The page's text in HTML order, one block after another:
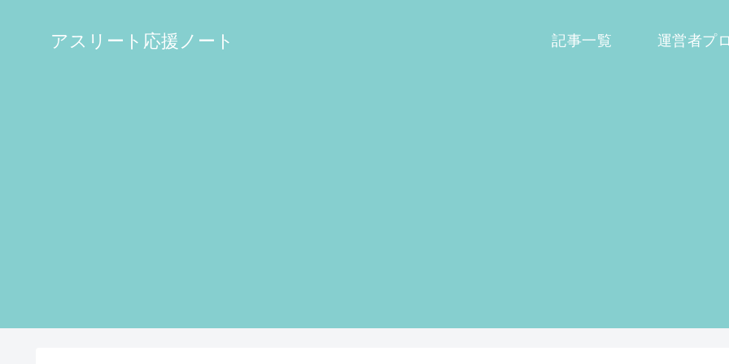
アスリート応援ノート 記事一覧 運営者プ